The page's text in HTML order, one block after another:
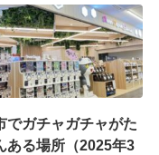
でガチャガチャがた
ある場所（2025年3